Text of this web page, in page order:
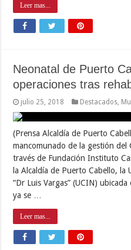
Leer mas...
Neonatal de Puerto
operaciones tras
julio 25, 2018 Destacados
(Prensa Alcaldía de Puerto
mancomunado de la gestión del
través de Fundación Instituto
la Alcaldía de Puerto Cabello, la
“Dr Luis Vargas” (UCIN)
ya se …
Leer mas...